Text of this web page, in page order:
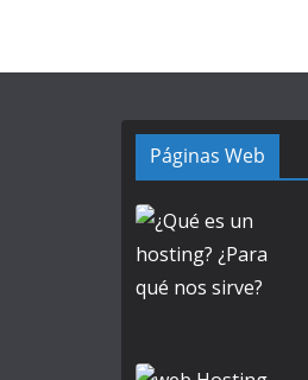
Páginas Web